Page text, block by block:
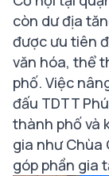
còn dư địa
được ưu tiên
văn hóa, thể
phố. Việc
đấu TDTT
thành phố và
gia như Chùa
góp phần gia